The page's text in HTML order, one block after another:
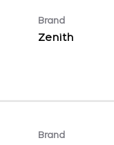
Brand
Zenith
Brand